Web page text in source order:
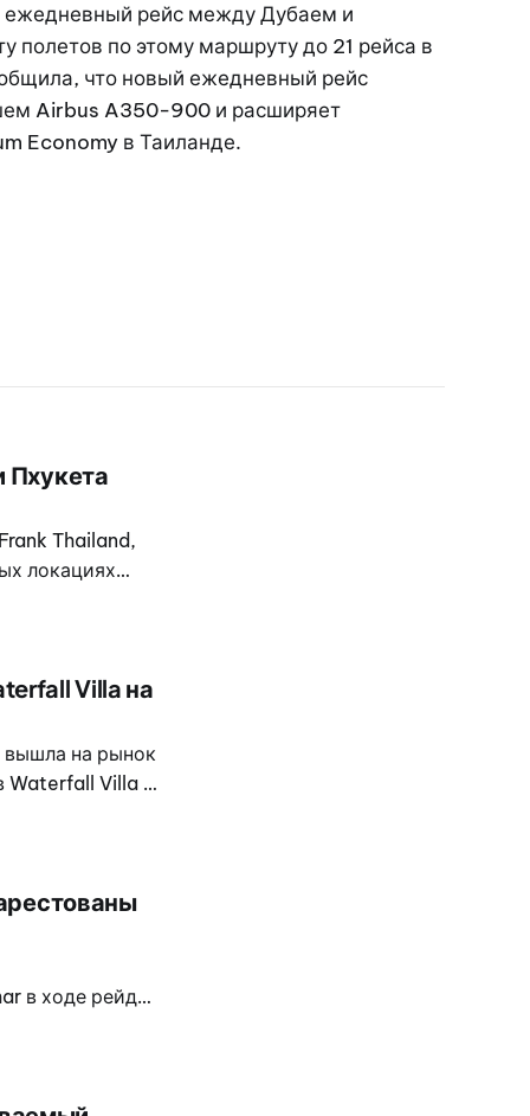
ежедневный рейс между Дубаем и
полетов по этому маршруту до 21 рейса в
что новый ежедневный рейс
Airbus A350-900 и расширяет
Economy в Таиланде.
Пхукета
Thailand,
локациях
в целом
Villa на
вышла на рынок
Waterfall Villa —
в ходе рейда
Операция